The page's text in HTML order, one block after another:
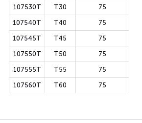
107530T T30 75
107540T T40 75
107545T T45 75
107550T T50 75
107555T T55 75
107560T T60 75